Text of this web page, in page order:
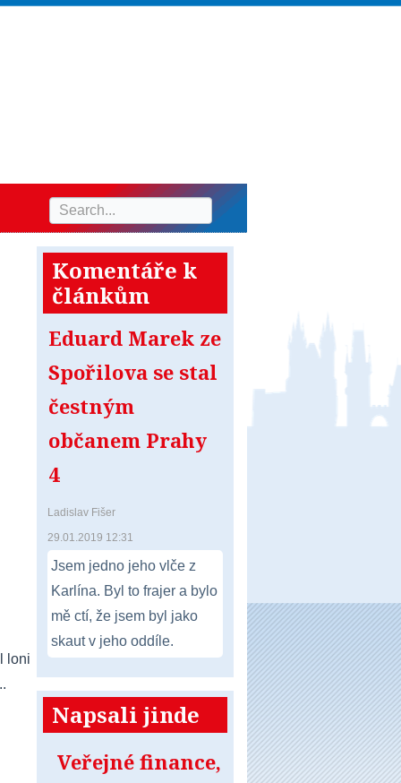
loni
Komentáře k
článkům
Eduard Marek ze
Spořilova se stal
čestným
občanem Prahy
4
Ladislav Fišer
29.01.2019 12:31
Jsem jedno jeho vlče z
Karlína. Byl to frajer a bylo
mě ctí, že jsem byl jako
skaut v jeho oddíle.
Napsali jinde
Veřejné finance,